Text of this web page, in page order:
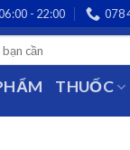
- 22:00 078
THUỐC